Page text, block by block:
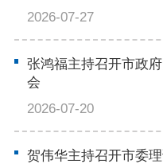
2026-07-27
张鸿福主持召开市政
会
2026-07-20
贺伟华主持召开市委